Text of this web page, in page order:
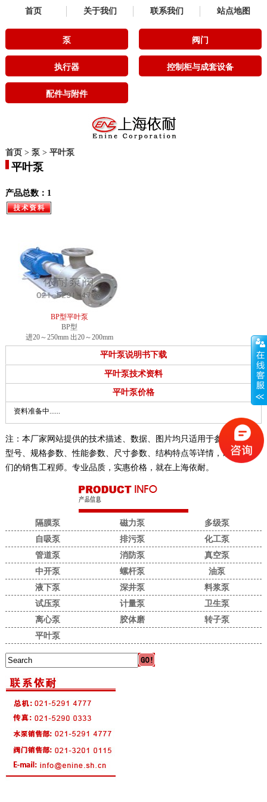
首页 关于我们 联系我们 站点地图
泵 阀门
执行器 控制柜与成套设备
配件与附件
首页> 泵> 平叶泵
平叶泵
产品总数：1
BP型平叶泵
BP型
进20～250mm 出20～200mm
平叶泵说明书下载
平叶泵技术资料
平叶泵价格
资料准备中......
注：本厂家网站提供的技术描述、数据、图片均只适用于参考，具体
型号、规格参数、性能参数、尺寸参数、结构特点等详情，请联系我
们的销售工程师。专业品质，实惠价格，就在上海依耐。
隔膜泵 磁力泵
多级泵
自吸泵
排污泵
化工泵
管道泵
消防泵
真空泵
中开泵
螺杆泵
油泵
液下泵
深井泵
料浆泵
试压泵
计量泵
卫生泵
离心泵
胶体磨
转子泵
平叶泵